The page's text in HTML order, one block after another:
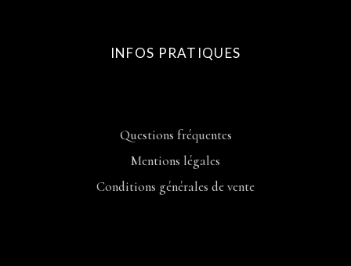
INFOS PRATIQUES
Questions fréquentes
Mentions légales
Conditions générales de vente